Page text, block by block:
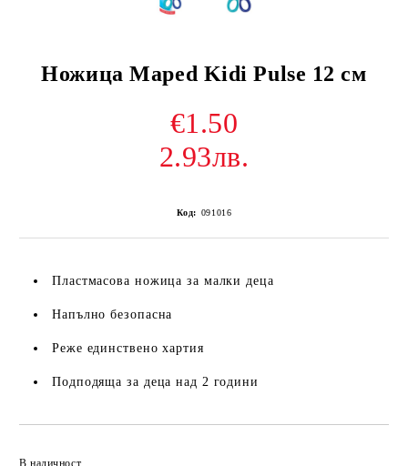
Ножица Maped Kidi Pulse 12 см
€1.50
2.93лв.
Код: 091016
Пластмасова ножица за малки деца
Напълно безопасна
Реже единствено хартия
Подподяща за деца над 2 години
В наличност